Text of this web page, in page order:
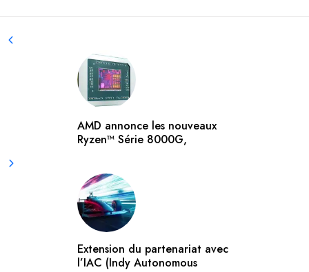
AMD annonce les nouveaux
Ryzen™ Série 8000G,
Extension du partenariat avec
l’IAC (Indy Autonomous